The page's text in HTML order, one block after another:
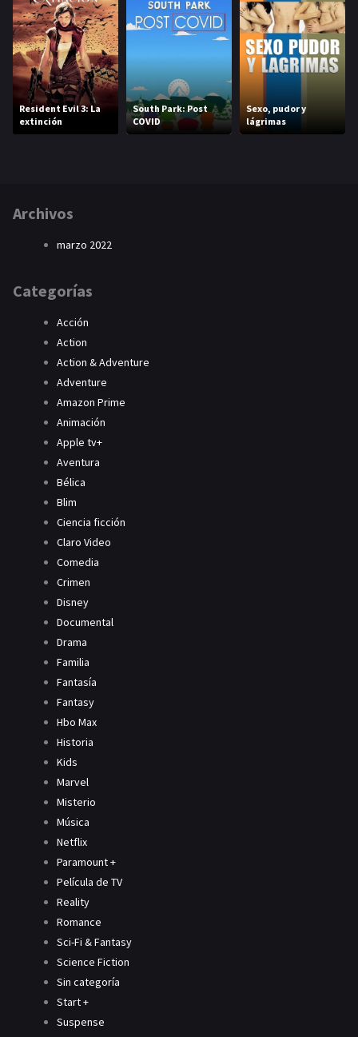
Resident Evil 3: La
extinción
South Park: Post
COVID
Sexo, pudor y
lágrimas
Archivos
marzo 2022
Categorías
Acción
Action
Action & Adventure
Adventure
Amazon Prime
Animación
Apple tv+
Aventura
Bélica
Blim
Ciencia ficción
Claro Video
Comedia
Crimen
Disney
Documental
Drama
Familia
Fantasía
Fantasy
Hbo Max
Historia
Kids
Marvel
Misterio
Música
Netflix
Paramount +
Película de TV
Reality
Romance
Sci-Fi & Fantasy
Science Fiction
Sin categoría
Start +
Suspense